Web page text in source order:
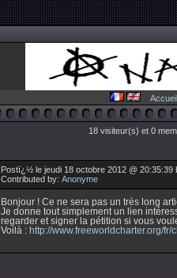
Accueil
18 visiteur(s) et 0
Postï¿½ le jeudi 18 octobre 2012 @ 20:35:39
Contributed by: Anonyme
Bonjour ! Ce ne sera pas un très long
Je donne tout simplement un lien
regarder et signer la pétition si vous
Voilà : http://www.freeworldcharter.org/fr/